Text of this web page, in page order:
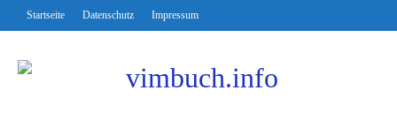
Startseite Datenschutz Impressum